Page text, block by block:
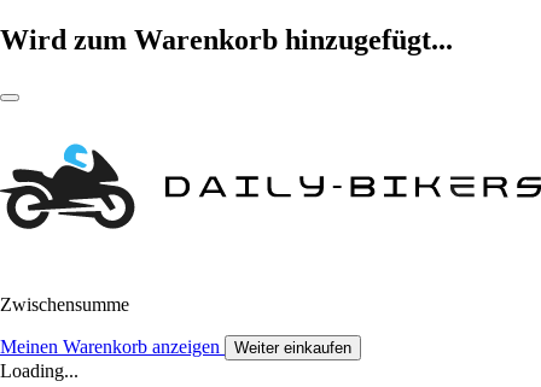
Wird zum Warenkorb hinzugefügt...
Zwischensumme
Meinen Warenkorb anzeigen Weiter einkaufen
Loading...